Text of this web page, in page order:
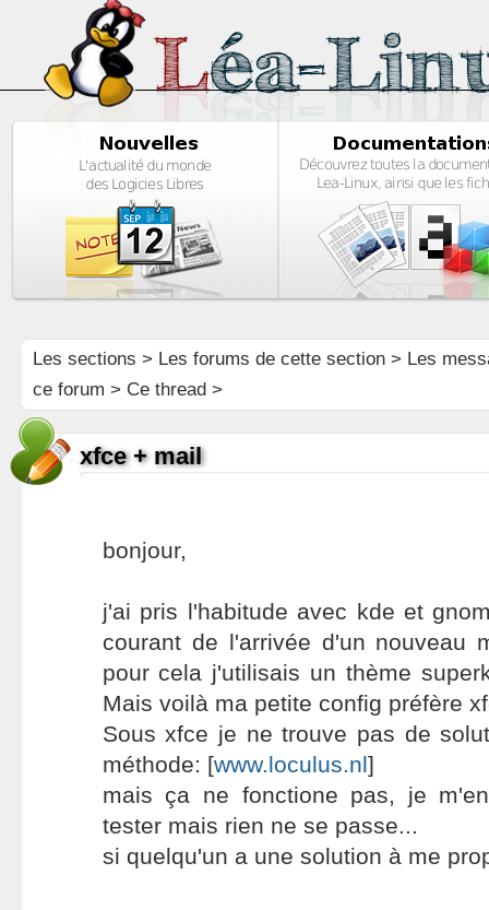
Les sections > Les forums de cette section> Les
ce forum > Ce thread >
xfce + mail
bonjour,
j'ai pris l'habitude avec kde et
courant de l'arrivée d'un nouveau
pour cela j'utilisais un thème
Mais voilà ma petite config préfère
Sous xfce je ne trouve pas de
méthode: [www.loculus.nl]
mais ça ne fonctione pas, je
tester mais rien ne se passe...
si quelqu'un a une solution à me